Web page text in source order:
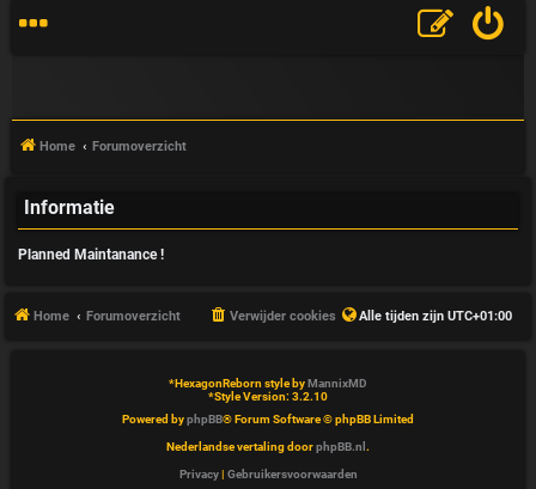
V
A
Home Forumoverzicht
Informatie
Planned Maintanance !
Home Forumoverzicht Alle tijden zijn UTC+01:00
Verwijder cookies
*HexagonReborn style byMannixMD
*Style Version: 3.2.10
Powered byphpBB® Forum Software © phpBB Limited
Nederlandse vertaling doorphpBB.nl .
Privacy| Gebruikersvoorwaarden